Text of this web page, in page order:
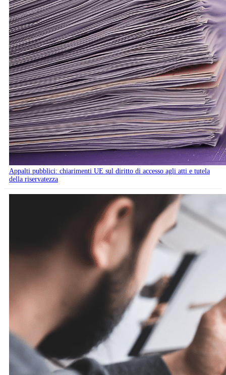
Appalti pubblici: chiarimenti UE sul diritto di accesso agli atti e tutela
della riservatezza